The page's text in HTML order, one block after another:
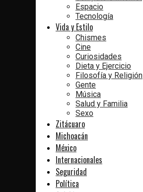
Espacio
Tecnología
Vida y Estilo
Chismes
Cine
Curiosidades
Dieta y Ejercicio
Filosofía y Religión
Gente
Música
Salud y Familia
Sexo
Zitácuaro
Michoacán
México
Internacionales
Seguridad
Política